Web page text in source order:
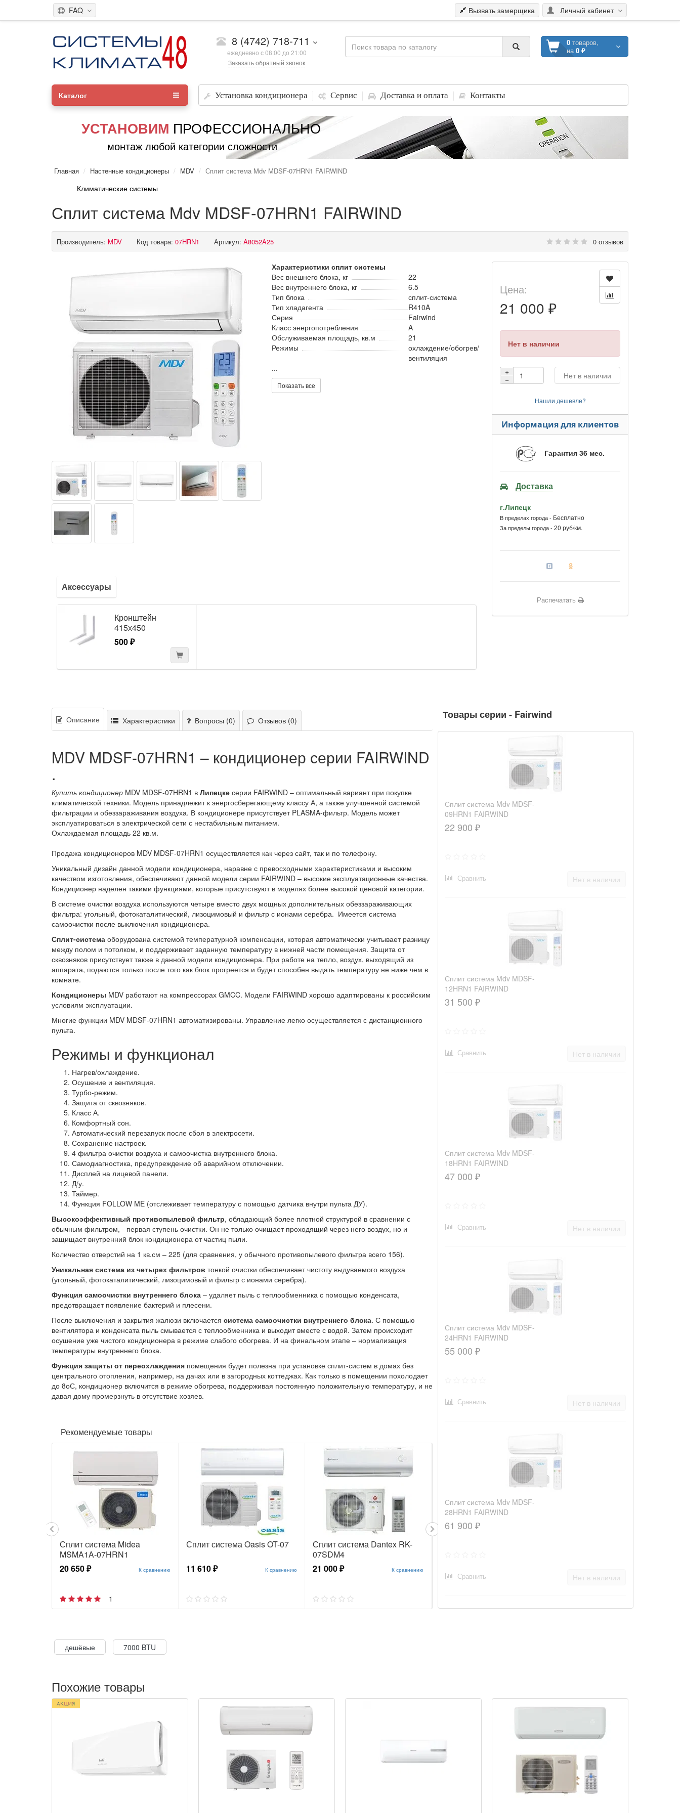
Личный кабинет
FAQ Вызвать замерщика
8 (4742) 718-711
ежедневно с 08:00 до 21:00
Заказать обратный звонок
0товаров,
на0 ₽
Установка кондиционера Сервис Доставка и оплата Контакты
Каталог
УСТАНОВИМ ПРОФЕССИОНАЛЬНО
монтаж любой категории сложности
Главная Настенные кондиционеры MDV Сплит система Mdv MDSF-07HRN1 FAIRWIND
Климатические системы
Сплит система Mdv MDSF-07HRN1 FAIRWIND
Производитель: MDV Код товара: 07HRN1 Артикул: A8052A25 0 отзывов
Характеристики сплит системы
Вес внешнего блока, кг
22
Вес внутреннего блока, кг
6.5
Тип блока
сплит-система
Тип хладагента
R410A
Серия
Fairwind
Класс энергопотребления
A
Обслуживаемая площадь, кв.м
21
Режимы
охлаждение/обогрев/
вентиляция
...
Показать все
Аксессуары
Кронштейн
415х450
500 ₽
Цена:
21 000 ₽
Нет в наличии
+
−
Нет в наличии
Нашли дешевле?
Информация для клиентов
Гарантия 36 мес.
Доставка
г.Липецк
В пределах города - Бесплатно
За пределы города - 20 руб/км.
Распечатать
Описание Характеристики Вопросы (0) Отзывов (0)
MDV MDSF-07HRN1 – кондиционер серии FAIRWIND
.
Купить кондиционер MDV MDSF-07HRN1 в Липецке серии FAIRWIND – оптимальный вариант при покупке
климатической техники. Модель принадлежит к энергосберегающему классу А, а также улучшенной системой
фильтрации и обеззараживания воздуха. В кондиционере присутствует PLASMA-фильтр. Модель может
эксплуатироваться в электрической сети с нестабильным питанием.
Охлаждаемая площадь 22 кв.м.
Продажа кондиционеров MDV MDSF-07HRN1 осуществляется как через сайт, так и по телефону.
Уникальный дизайн данной модели кондиционера, наравне с превосходными характеристиками и высоким
качеством изготовления, обеспечивают данной модели серии FAIRWIND – высокие эксплуатационные качества.
Кондиционер наделен такими функциями, которые присутствуют в моделях более высокой ценовой категории.
В системе очистки воздуха используются четыре вместо двух мощных дополнительных обеззараживающих
фильтра: угольный, фотокаталитический, лизоцимовый и фильтр с ионами серебра. Имеется система
самоочистки после выключения кондиционера.
Сплит-система оборудована системой температурной компенсации, которая автоматически учитывает разницу
между полом и потолком, и поддерживает заданную температуру в нижней части помещения. Защита от
сквозняков присутствует также в данной модели кондиционера. При работе на тепло, воздух, выходящий из
аппарата, подаются только после того как блок прогреется и будет способен выдать температуру не ниже чем в
комнате.
Кондиционеры MDV работают на компрессорах GMCC. Модели FAIRWIND хорошо адаптированы к российским
условиям эксплуатации.
Многие функции MDV MDSF-07HRN1 автоматизированы. Управление легко осуществляется с дистанционного
пульта.
Режимы и функционал
Нагрев/охлаждение.
Осушение и вентиляция.
Турбо-режим.
Защита от сквозняков.
Класс А.
Комфортный сон.
Автоматический перезапуск после сбоя в электросети.
Сохранение настроек.
4 фильтра очистки воздуха и самоочистка внутреннего блока.
Самодиагностика, предупреждение об аварийном отключении.
Дисплей на лицевой панели.
Д/у.
Таймер.
Функция FOLLOW ME (отслеживает температуру с помощью датчика внутри пульта ДУ).
Высокоэффективный противопылевой фильтр, обладающий более плотной структурой в сравнении с
обычным фильтром, - первая ступень очистки. Он не только очищает проходящий через него воздух, но и
защищает внутренний блок кондиционера от частиц пыли.
Количество отверстий на 1 кв.см – 225 (для сравнения, у обычного противопылевого фильтра всего 156).
Уникальная система из четырех фильтров тонкой очистки обеспечивает чистоту выдуваемого воздуха
(угольный, фотокаталитический, лизоцимовый и фильтр с ионами серебра).
Функция самоочистки внутреннего блока – удаляет пыль с теплообменника с помощью конденсата,
предотвращает появление бактерий и плесени.
После выключения и закрытия жалюзи включается система самоочистки внутреннего блока. С помощью
вентилятора и конденсата пыль смывается с теплообменника и выходит вместе с водой. Затем происходит
осушение уже чистого кондиционера в режиме слабого обогрева. И на финальном этапе – нормализация
температуры внутреннего блока.
Функция защиты от переохлаждения помещения будет полезна при установке сплит-систем в домах без
центрального отопления, например, на дачах или в загородных коттеджах. Как только в помещении похолодает
до 8оС, кондиционер включится в режиме обогрева, поддерживая постоянную положительную температуру, и не
давая дому промерзнуть в отсутствие хозяев.
Рекомендуемые товары
Сплит система Midea
MSMA1A-07HRN1
К сравнению
20 650 ₽
1
Сплит система Oasis OT-07
К сравнению
11 610 ₽
Сплит система Dantex RK-
07SDM4
К сравнению
21 000 ₽
Сплит система Dantex RK-
07SPG/RK-07SPGE
23 000 ₽
Товары серии - Fairwind
Сплит система Mdv MDSF-
09HRN1 FAIRWIND
22 900 ₽
Нет в наличии
Сравнить
Сплит система Mdv MDSF-
12HRN1 FAIRWIND
31 500 ₽
Нет в наличии
Сравнить
Сплит система Mdv MDSF-
18HRN1 FAIRWIND
47 000 ₽
Нет в наличии
Сравнить
Сплит система Mdv MDSF-
24HRN1 FAIRWIND
55 000 ₽
Нет в наличии
Сравнить
Сплит система Mdv MDSF-
28HRN1 FAIRWIND
61 900 ₽
Нет в наличии
Сравнить
дешёвые 7000 BTU
Похожие товары